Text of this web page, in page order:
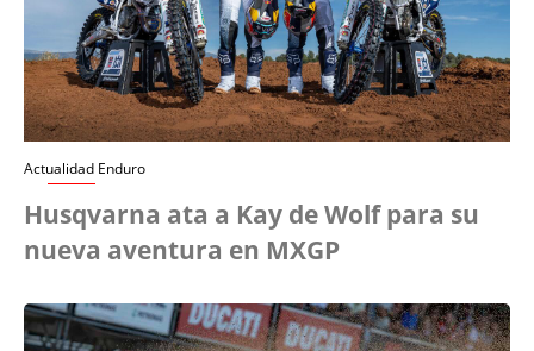
Actualidad Enduro
Husqvarna ata a Kay de Wolf para su
nueva aventura en MXGP